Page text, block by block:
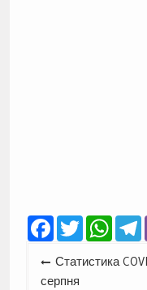
Facebook
Twitter
Навігація
записів
Статистика
серпня